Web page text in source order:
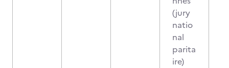
(jury
natio
nal
parita
ire)